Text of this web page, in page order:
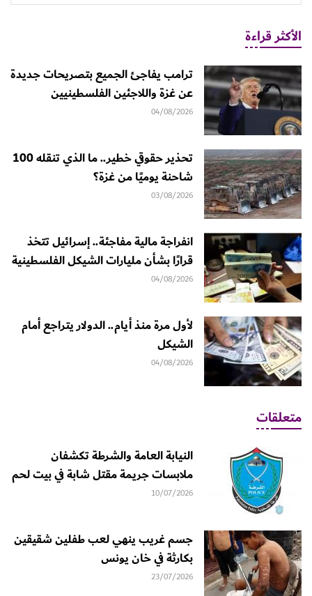
الأكثر قراءة
ترامب يفاجئ الجميع بتصريحات جديدة
عن غزة واللاجئين الفلسطينيين
04/08/2026
تحذير حقوقي خطير.. ما الذي تنقله 100
شاحنة يوميًا من غزة؟
03/08/2026
انفراجة مالية مفاجئة.. إسرائيل تتخذ
قرارًا بشأن مليارات الشيكل الفلسطينية
04/08/2026
لأول مرة منذ أيام.. الدولار يتراجع أمام
الشيكل
04/08/2026
متعلقات
النيابة العامة والشرطة تكشفان
ملابسات جريمة مقتل شابة في بيت لحم
10/07/2026
جسم غريب ينهي لعب طفلين شقيقين
بكارثة في خان يونس
23/07/2026